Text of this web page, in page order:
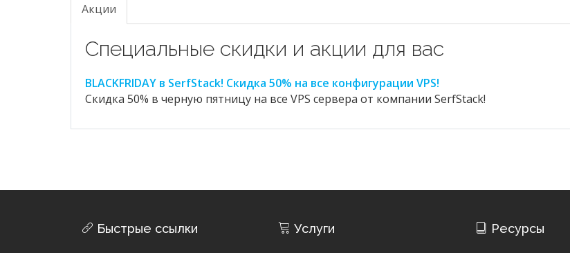
Акции
Специальные скидки и акции для вас
BLACKFRIDAY в SerfStack! Скидка 50% на все конфигурации VPS!
Скидка 50% в черную пятницу на все VPS сервера от компании SerfStack!
Быстрые ссылки Услуги Ресурсы